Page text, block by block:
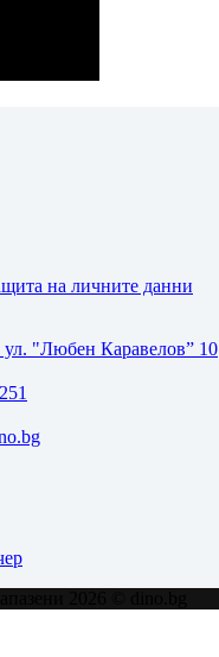
на личните данни
"Любен Каравелов” 10